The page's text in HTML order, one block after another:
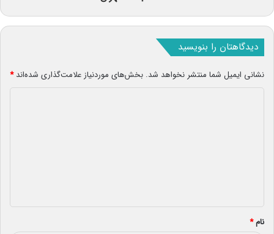
دیدگاهتان را بنویسید
نشانی ایمیل شما منتشر نخواهد شد. بخش‌های موردنیاز علامت‌گذاری شده‌اند*
*
نام*